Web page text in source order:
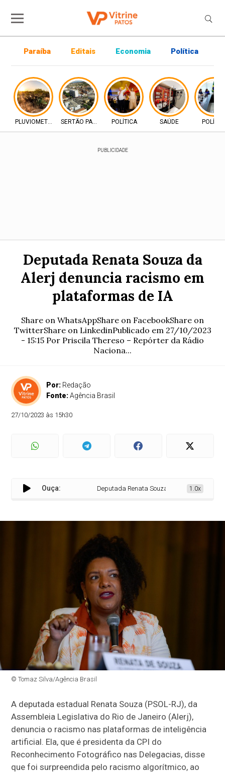
Paraíba Editais Economia Política
PLUVIOMETRIA SERTÃO PARAIBANOPOLÍTICA SAÚDE
PUBLICIDADE
Deputada Renata Souza da
Alerj denuncia racismo em
plataformas de IA
Share on WhatsAppShare on FacebookShare on
TwitterShare on LinkedinPublicado em 27/10/2023
- 15:15 Por Priscila Thereso – Repórter da Rádio
Naciona...
Por: Redação
Fonte:Agência Brasil
27/10/2023 às 15h30
Ouça: Deputada Renata Souza da Alerj denuncia
1.0x
© Tomaz Silva/Agência Brasil
A deputada estadual Renata Souza (PSOL-RJ), da
Assembleia Legislativa do Rio de Janeiro (Alerj),
denuncia o racismo nas plataformas de inteligência
artificial. Ela, que é presidenta da CPI do
Reconhecimento Fotográfico nas Delegacias, disse
que foi surpreendida pelo racismo algorítmico, ao